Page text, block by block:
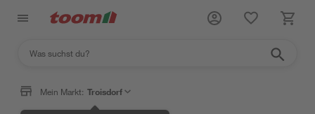
Mein Markt: Troisdorf